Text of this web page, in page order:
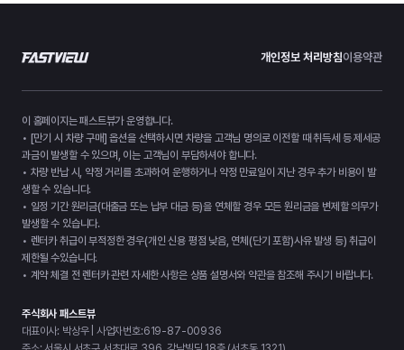
개인정보 처리방침이용약관
이 홈페이지는 패스트뷰가 운영합니다.
• [만기 시 차량 구매] 옵션을 선택하시면 차량을 고객님 명의로 이전할 때 취득세 등 제세공
과금이 발생할 수 있으며, 이는 고객님이 부담하셔야 합니다.
• 차량 반납 시, 약정 거리를 초과하여 운행하거나 약정 만료일이 지난 경우 추가 비용이 발
생할 수 있습니다.
• 일정 기간 원리금(대출금 또는 납부 대금 등)을 연체할 경우 모든 원리금을 변제할 의무가
발생할 수 있습니다.
• 렌터카 취급이 부적정한 경우(개인 신용 평점 낮음, 연체(단기 포함)사유 발생 등) 취급이
제한될 수있습니다.
• 계약 체결 전 렌터카 관련 자세한 사항은 상품 설명서와 약관을 참조해 주시기 바랍니다.
주식회사 패스트뷰
대표이사: 박상우 | 사업자번호:619-87-00936